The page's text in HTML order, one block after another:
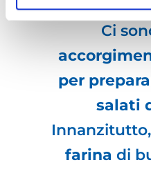
Ci
per
salati
farina di